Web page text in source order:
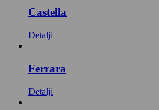
Castella
Detalji
Ferrara
Detalji